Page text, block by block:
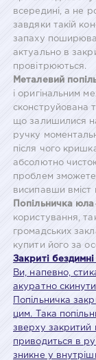
всередині, а не
завдяки такій
запаху
актуально в
провітрюються.
Металевий
і оригінальним
сконструйована
що залишилися
ручку
після чого
абсолютно
проблем зможете
висипавши вміст
Попільничка юла
користування,
громадських
купити його за
Закриті бездимні
Ви, напевно,
акуратно
Попільничка
цим. Така
зверху
приводиться в
зникне у